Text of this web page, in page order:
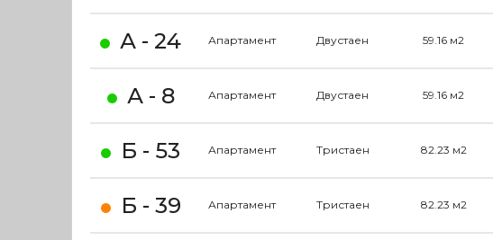
А - 24 Апартамент Двустаен 59.16 м2
А - 8 Апартамент Двустаен 59.16 м2
Б - 53 Апартамент Тристаен 82.23 м2
Б - 39 Апартамент Тристаен 82.23 м2